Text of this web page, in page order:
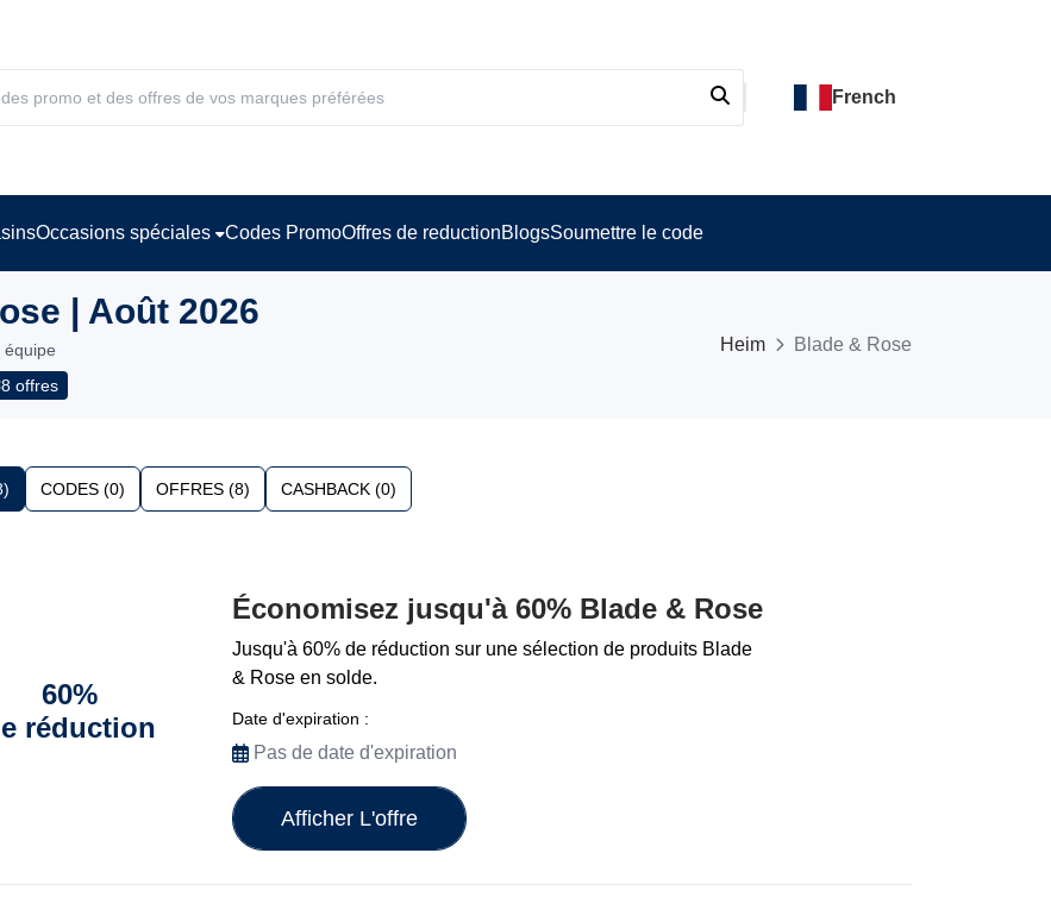
French
Occasions spéciales Codes PromoOffres de reductionBlogsSoumettre le code
| Août 2026
8 offres
Heim Blade & Rose
CODES (0) OFFRES (8) CASHBACK (0)
60%
réduction
Économisez jusqu'à 60% Blade & Rose
Jusqu'à 60% de réduction sur une sélection de produits Blade
& Rose en solde.
Date d'expiration :
Pas de date d'expiration
Afficher L'offre